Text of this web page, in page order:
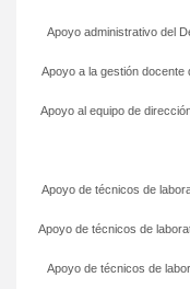
Apoyo de técnicos de
Apoyo de técnicos de
Apoyo de técnicos de
Apoyo al equipo de
Apoyo a la gestión docente
Apoyo administrativo del